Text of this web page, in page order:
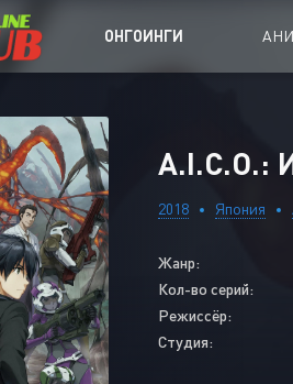
ОНГОИНГИ
Аниме
Дорамы
A.I.C.O.:
2018 Япония
Жанр:
Кол-во серий:
Режиссёр:
Студия: